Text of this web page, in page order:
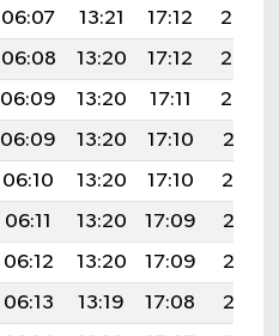
06:07 13:21 17:12
20:25
06:08 13:20 17:12
20:23
06:09 13:20 17:11
20:22
06:09 13:20 17:10
20:21
06:10 13:20 17:10
20:19
06:11 13:20 17:09
20:18
06:12 13:20 17:09
20:17
06:13 13:19 17:08
20:15